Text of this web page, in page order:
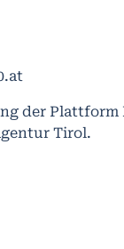
der
Tirol.